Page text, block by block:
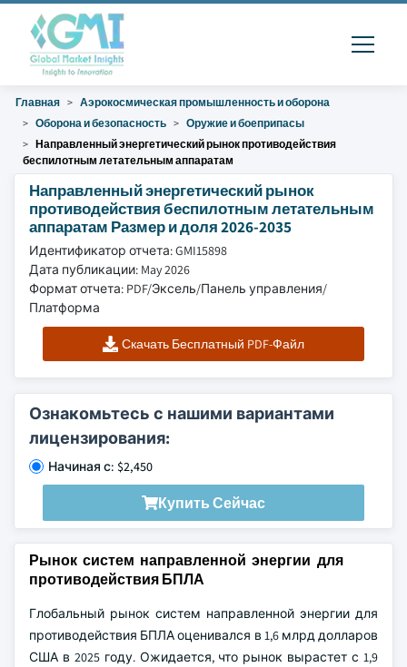
Главная
Аэрокосмическая промышленность и оборона
Оборона и безопасность
Оружие и боеприпасы
Направленный энергетический рынок противодействия
беспилотным летательным аппаратам
Направленный энергетический рынок
противодействия беспилотным летательным
аппаратам Размер и доля 2026-2035
Идентификатор отчета: GMI15898
Дата публикации: May 2026
Формат отчета: PDF/Эксель/Панель управления/
Платформа
Скачать Бесплатный PDF-Файл
Ознакомьтесь с нашими вариантами
лицензирования:
Начиная с: $2,450
Купить Сейчас
Рынок систем направленной энергии для
противодействия БПЛА
Глобальный рынок систем направленной энергии для
противодействия БПЛА оценивался в 1,6 млрд долларов
США в 2025 году. Ожидается, что рынок вырастет с 1,9